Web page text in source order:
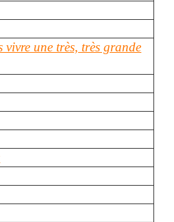
vivre une très, très grande